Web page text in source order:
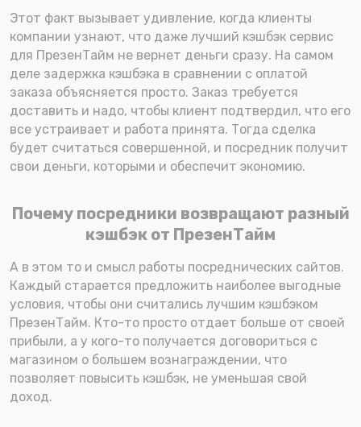
Этот факт вызывает удивление, когда клиенты
компании узнают, что даже лучший кэшбэк сервис
для ПрезенТайм не вернет деньги сразу. На самом
деле задержка кэшбэка в сравнении с оплатой
заказа объясняется просто. Заказ требуется
доставить и надо, чтобы клиент подтвердил, что его
все устраивает и работа принята. Тогда сделка
будет считаться совершенной, и посредник получит
свои деньги, которыми и обеспечит экономию.
Почему посредники возвращают разный
кэшбэк от ПрезенТайм
А в этом то и смысл работы посреднических сайтов.
Каждый старается предложить наиболее выгодные
условия, чтобы они считались лучшим кэшбэком
ПрезенТайм. Кто-то просто отдает больше от своей
прибыли, а у кого-то получается договориться с
магазином о большем вознаграждении, что
позволяет повысить кэшбэк, не уменьшая свой
доход.